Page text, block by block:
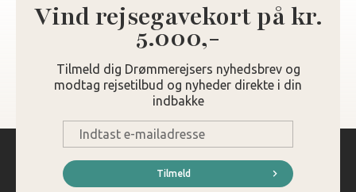
Vind rejsegavekort på kr.
5.000,-
Tilmeld dig Drømmerejsers nyhedsbrev og
modtag rejsetilbud og nyheder direkte i din
indbakke
mail
*
Tilmeld